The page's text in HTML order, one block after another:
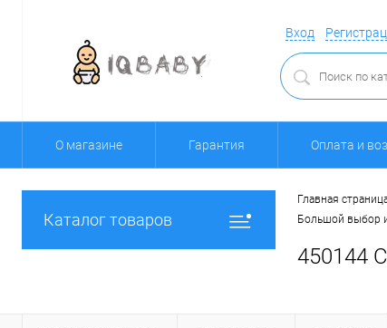
Вход
О магазине Гарантия Оплата и
Каталог товаров
Главная
Большой выбор
450144